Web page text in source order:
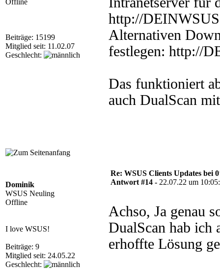
Offline
Beiträge: 15199
Mitglied seit: 11.02.07
Geschlecht:
http://DEINWSUS
Alternativen
festlegen: http://
Das funktioniert
auch DualScan
Dominik
WSUS Neuling
Offline
I love WSUS!
Beiträge: 9
Mitglied seit: 24.05.22
Geschlecht:
Re: WSUS Clients Updates bei
Antwort #14 - 22.07.22 um
Achso, Ja genau
DualScan hab ich
erhoffte Lösung